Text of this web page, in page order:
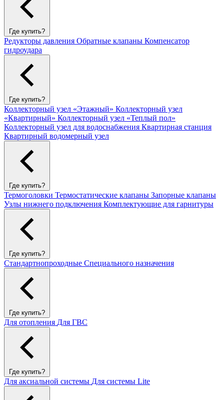
Где купить?
Редукторы давления Обратные клапаны Компенсатор
гидроудара
Где купить?
Коллекторный узел «Этажный» Коллекторный узел
«Квартирный» Коллекторный узел «Теплый пол»
Коллекторный узел для водоснабжения Квартирная станция
Квартирный водомерный узел
Где купить?
Термоголовки Термостатические клапаны Запорные клапаны
Узлы нижнего подключения Комплектующие для гарнитуры
Где купить?
Стандартнопроходные Специального назначения
Где купить?
Для отопления Для ГВС
Где купить?
Для аксиальной системы Для системы Lite